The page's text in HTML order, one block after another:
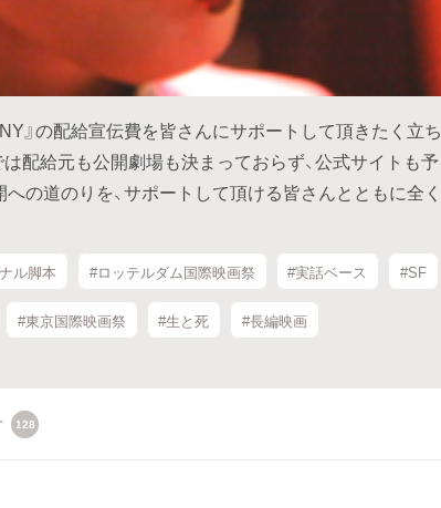
』の配給宣伝費を皆さんにサポートして頂きたく立ち
配給元も公開劇場も決まっておらず、公式サイトも予
の道のりを、サポートして頂ける皆さんとともに全く
ル脚本 #ロッテルダム国際映画祭 #実話ベース #SF
#東京国際映画祭 #生と死 #長編映画
128